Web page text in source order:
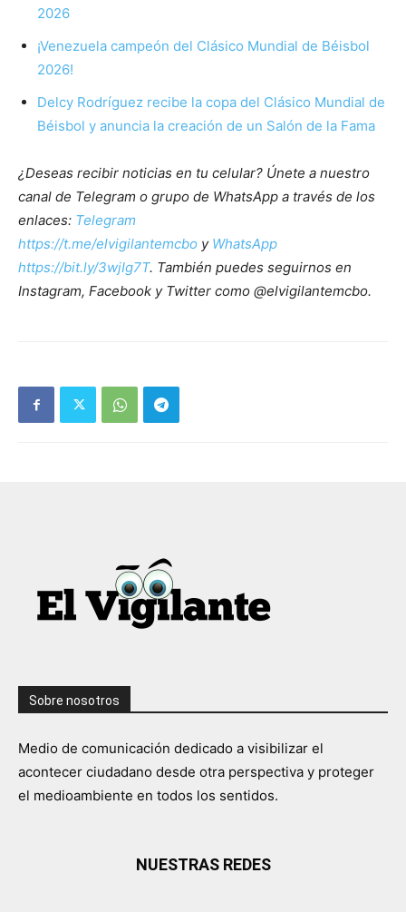
2026
¡Venezuela campeón del Clásico Mundial de Béisbol
2026!
Delcy Rodríguez recibe la copa del Clásico Mundial de
Béisbol y anuncia la creación de un Salón de la Fama
¿Deseas recibir noticias en tu celular? Únete a nuestro
canal de Telegram o grupo de WhatsApp a través de los
enlaces: Telegram
https://t.me/elvigilantemcbo y WhatsApp
https://bit.ly/3wjIg7T. También puedes seguirnos en
Instagram, Facebook y Twitter como @elvigilantemcbo.
Sobre nosotros
Medio de comunicación dedicado a visibilizar el
acontecer ciudadano desde otra perspectiva y proteger
el medioambiente en todos los sentidos.
NUESTRAS REDES